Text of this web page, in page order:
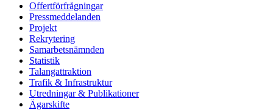
Offertförfrågningar
Pressmeddelanden
Projekt
Rekrytering
Samarbetsnämnden
Statistik
Talangattraktion
Trafik & Infrastruktur
Utredningar & Publikationer
Ägarskifte